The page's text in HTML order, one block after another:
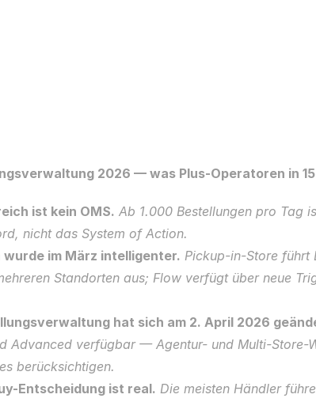
2026 — was Plus-Operatoren in
ist kein OMS. Ab 1.000 Bestellungen pro Tag
nicht das System of Action.
im März intelligenter. Pickup-in-Store führt
Standorten aus; Flow verfügt über neue
hat sich am 2. April 2026
Advanced verfügbar — Agentur- und Multi-Store-
berücksichtigen.
Entscheidung ist real. Die meisten Händler